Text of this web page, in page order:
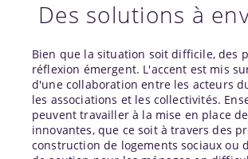
Des solutions à
Bien que la situation soit difficile, des
réflexion émergent. L'accent est mis
d'une collaboration entre les acteurs
les associations et les collectivités.
peuvent travailler à la mise en place
innovantes, que ce soit à travers des
construction de logements sociaux ou